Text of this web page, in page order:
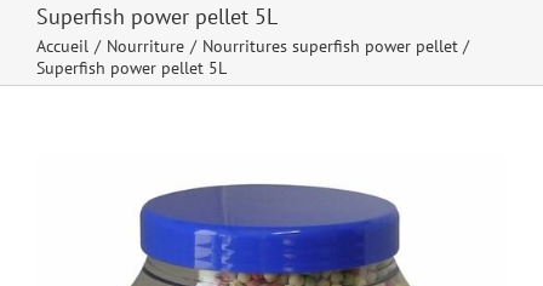
Superfish power pellet 5L
Accueil Nourriture
Nourritures superfish power pellet
Superfish power pellet 5L